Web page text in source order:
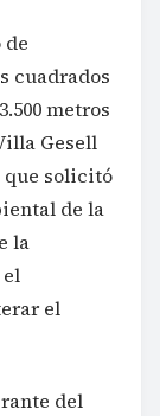
cuadrados
metros
Gesell
que solicitó
de la
la
el
del